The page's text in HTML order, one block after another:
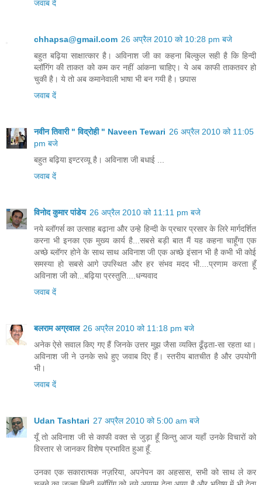
जवाब दें
chhapsa@gmail.com 26 अप्रैल 2010 को 10:28 pm बजे
बहुत बढ़िया स‌ाक्षात्कार है। अविनाश जी का कहना बिल्कुल स‌ही है कि हिन्दी
ब्लॉगिंग की ताकत को कम कर नहीं आंकना चाहिए। ये अब काफी ताकतवर हो
चुकी है। ये तो अब कमानेवाली भाषा भी बन गयी है। छपास
जवाब दें
नवीन तिवारी " विद्रोही " Naveen Tewari 26 अप्रैल 2010 को 11:05
pm बजे
बहुत बढ़िया इण्टरव्यू है। अविनाश जी बधाई ...
जवाब दें
विनोद कुमार पांडेय 26 अप्रैल 2010 को 11:11 pm बजे
नये ब्लॉगर्स का उत्साह बढ़ाना और उन्हे हिन्दी के प्रचार प्रसार के लिरे मार्गदर्शित
करना भी इनका एक मुख्य कार्य है...सबसे बड़ी बात मैं यह कहना चाहूँगा एक
अच्छे ब्लॉगर होने के साथ साथ अविनाश जी एक अच्छे इंसान भी है कभी भी कोई
समस्या हो सबसे आगे उपस्थित और हर संभव मदद भी....प्रणाम करता हूँ
अविनाश जी को...बढ़िया प्रस्तुति....धन्यवाद
जवाब दें
बलराम अग्रवाल 26 अप्रैल 2010 को 11:18 pm बजे
अनेक ऐसे सवाल किए गए हैं जिनके उत्तर मुझ जैसा व्यक्ति ढूँढ़ता-सा रहता था।
अविनाश जी ने उनके सधे हुए जवाब दिए हैं। स्तरीय बातचीत है और उपयोगी
भी।
जवाब दें
Udan Tashtari 27 अप्रैल 2010 को 5:00 am बजे
यूँ तो अविनाश जी से काफी वक्त से जुड़ा हूँ किन्तु आज यहाँ उनके विचारों को
विस्तार से जानकर विशेष प्रभावित हुआ हूँ.
उनका एक सकारात्मक नज़रिया, अपनेपन का अहसास, सभी को साथ ले कर